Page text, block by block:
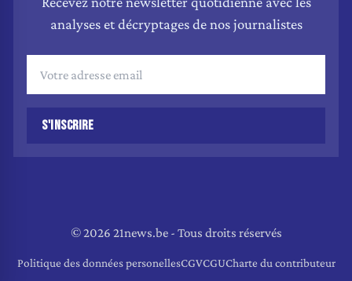
analyses et décryptages de nos journalistes
S'INSCRIRE
© 2026 21news.be - Tous droits réservés
Politique des données personellesCGVCGUCharte du contributeur